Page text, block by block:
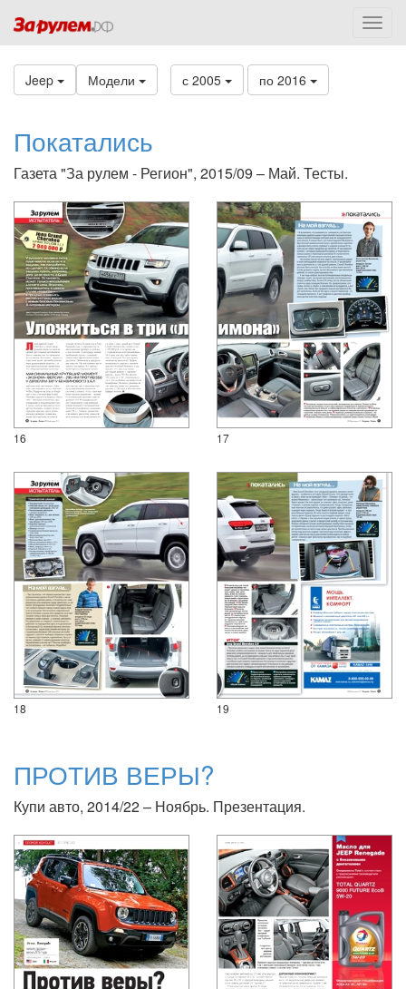
Jeep Модели с 2005 по 2016
Покатались
Газета "За рулем - Регион", 2015/09 – Май. Тесты.
16 17
18 19
ПРОТИВ ВЕРЫ?
Купи авто, 2014/22 – Ноябрь. Презентация.